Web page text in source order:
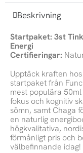
Reishi
50ml
mängd
Beskrivning
Startpaket: 3st
Energi
Certifieringar:
Upptäck kraften
startpaket från
mest populära
fokus och kognitiv
sömn, samt Chaga
en naturlig
högkvalitativa,
förmånligt pris och
välbefinnande idag!